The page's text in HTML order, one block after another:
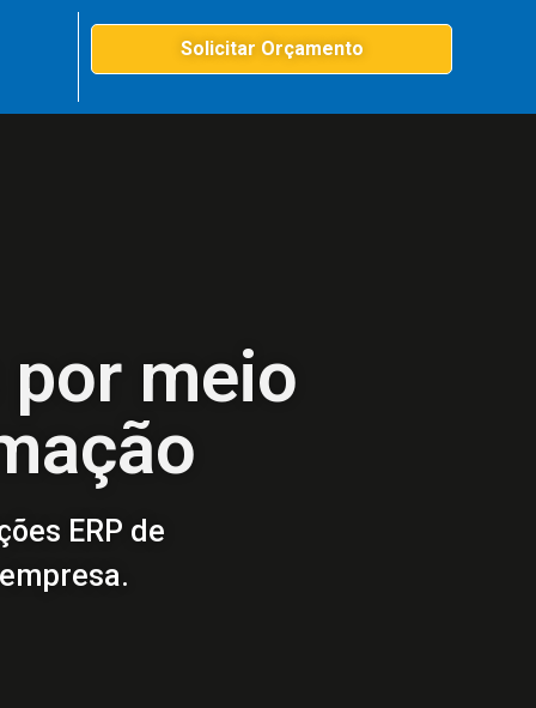
Solicitar Orçamento
meio
ERP de